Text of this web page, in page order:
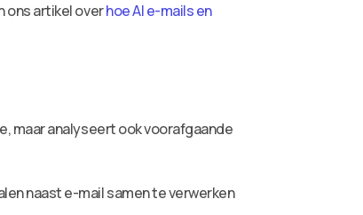
ons artikel overhoe AI e-mails en
maar analyseert ook voorafgaande
naast e-mail samen te verwerken